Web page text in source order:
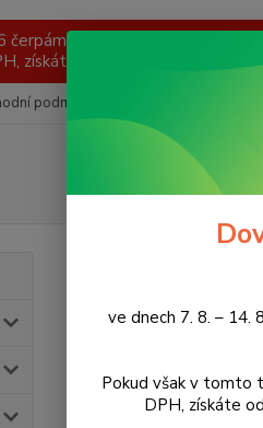
čerpáme dovolenou. V tomto
získáte od nás dárek v
podmínky
Kolečko ke
ve dnech 7. 8. –
Pokud však v tomto
DPH, získáte